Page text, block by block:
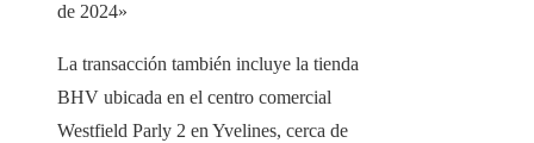
de 2024»
La transacción también incluye la tienda
BHV ubicada en el centro comercial
Westfield Parly 2 en Yvelines, cerca de